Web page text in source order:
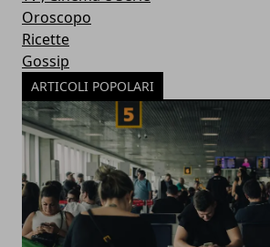
Oroscopo
Ricette
Gossip
ARTICOLI POPOLARI